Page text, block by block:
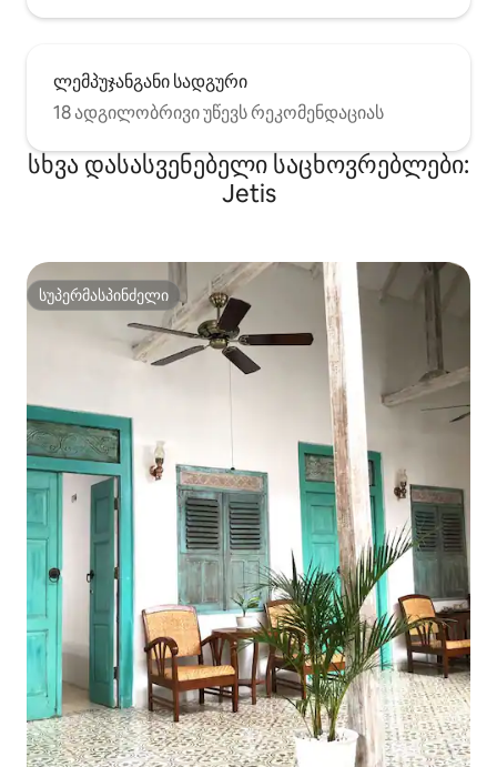
ლემპუჯანგანი სადგური
18 ადგილობრივი უწევს რეკომენდაციას
სხვა დასასვენებელი საცხოვრებლები:
Jetis
სუპერმასპინძელი
სუპერმასპინძელი